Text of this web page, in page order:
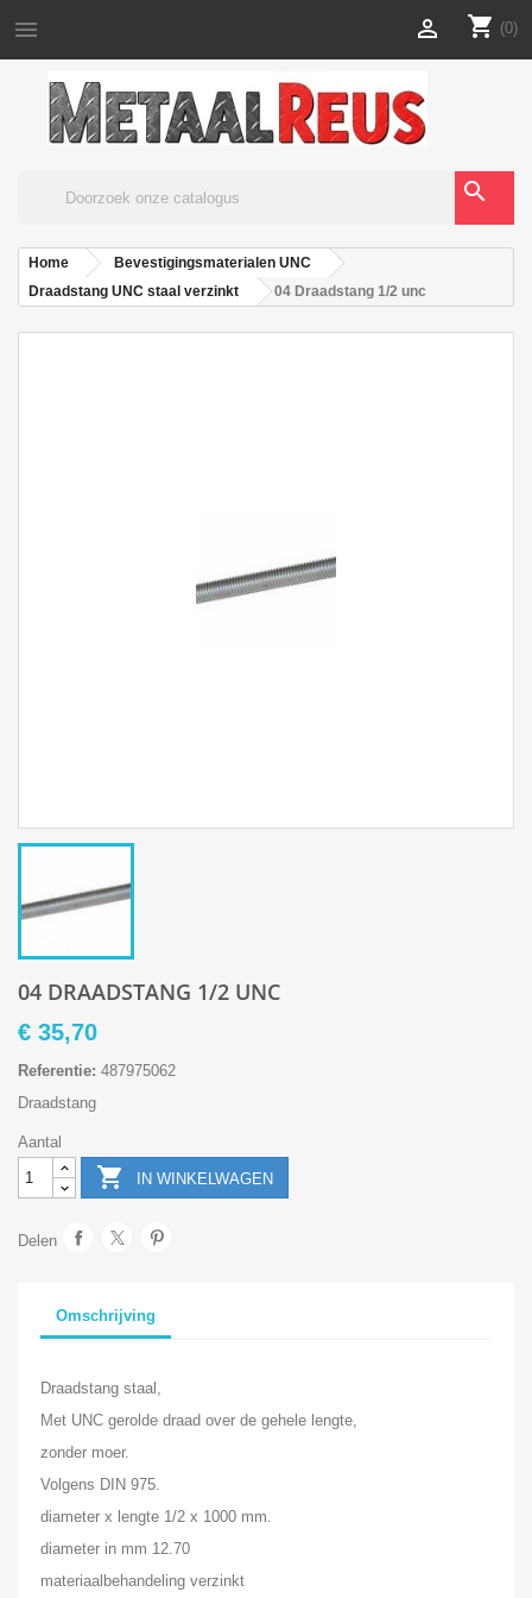
 shopping_cart (0)

search
Home
Bevestigingsmaterialen UNC
Draadstang UNC staal verzinkt
04 Draadstang 1/2 unc
04 DRAADSTANG 1/2 UNC
€ 35,70
Referentie: 487975062
Draadstang
Aantal
 IN WINKELWAGEN
Delen
Omschrijving
Draadstang staal,
Met UNC gerolde draad over de gehele lengte,
zonder moer.
Volgens DIN 975.
diameter x lengte 1/2 x 1000 mm.
diameter in mm 12.70
materiaalbehandeling verzinkt